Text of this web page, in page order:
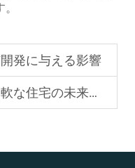
発に与える影響
未来を切り開く理由